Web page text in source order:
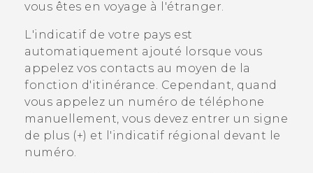
vous êtes en voyage à l'étranger.
L'indicatif de votre pays est
automatiquement ajouté lorsque vous
appelez vos contacts au moyen de la
fonction d'itinérance. Cependant, quand
vous appelez un numéro de téléphone
manuellement, vous devez entrer un signe
de plus (+) et l'indicatif régional devant le
numéro.